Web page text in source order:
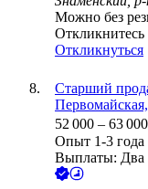
Можно без
Откликнуться
Старший
52 000 – 63 000
Опыт 1-3 года
Выплаты: Два